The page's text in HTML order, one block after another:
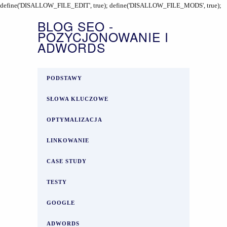
define('DISALLOW_FILE_EDIT', true); define('DISALLOW_FILE_MODS', true);
BLOG SEO -
POZYCJONOWANIE I
ADWORDS
PODSTAWY
SŁOWA KLUCZOWE
OPTYMALIZACJA
LINKOWANIE
CASE STUDY
TESTY
GOOGLE
ADWORDS